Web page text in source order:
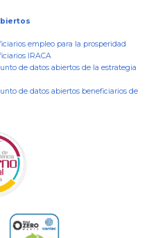
empleo para la prosperidad
IRACA
de datos abiertos de la estrategia
de datos abiertos beneficiarios de